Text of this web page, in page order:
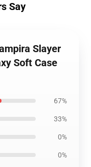
Say
Slayer
Soft Case
67%
33%
0%
0%